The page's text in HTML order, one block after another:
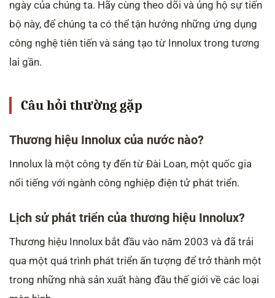
ngày của chúng ta. Hãy cùng theo dõi và ủng hộ sự tiến
bộ này, để chúng ta có thể tận hưởng những ứng dụng
công nghệ tiên tiến và sáng tạo từ Innolux trong tương
lai gần.
Câu hỏi thường gặp
Thương hiệu Innolux của nước nào?
Innolux là một công ty đến từ Đài Loan, một quốc gia
nổi tiếng với ngành công nghiệp điện tử phát triển.
Lịch sử phát triển của thương hiệu Innolux?
Thương hiệu Innolux bắt đầu vào năm 2003 và đã trải
qua một quá trình phát triển ấn tượng để trở thành một
trong những nhà sản xuất hàng đầu thế giới về các loại